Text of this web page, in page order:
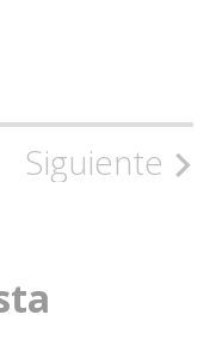
Siguiente